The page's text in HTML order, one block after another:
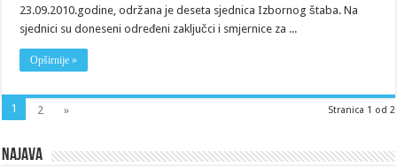
23.09.2010.godine, održana je deseta sjednica Izbornog štaba. Na
sjednici su doneseni određeni zaključci i smjernice za ...
Opširnije »
Stranica 1 od 2
1 2 »
Najava